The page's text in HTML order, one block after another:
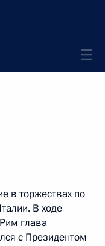
в торжествах по
В ходе
глава
с Президентом